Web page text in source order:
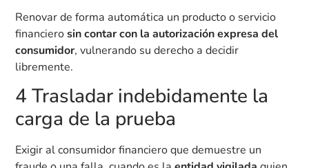
Renovar de forma automática un producto o servicio
financierosin contar con la autorización expresa del
consumidor, vulnerando su derecho a decidir
libremente.
4 Trasladar indebidamente la
carga de la prueba
Exigir al consumidor financiero que demuestre un